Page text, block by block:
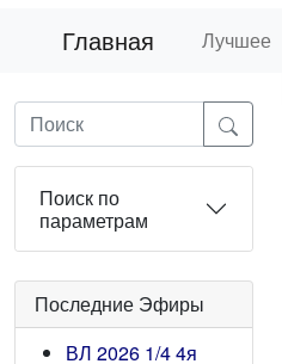
Главная Лучшее
Поиск по
параметрам
Последние Эфиры
ВЛ 2026 1/4 4я